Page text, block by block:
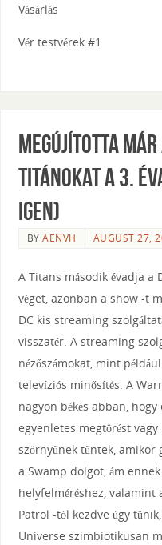
Vásárlás
Vér testvérek #1
Megújította már
titánokat a 3.
Igen)
BYAENVH AUGUST 27,
A Titans második évadja a
véget, azonban a show -t
DC kis streaming
visszatér. A streaming
nézőszámokat, mint
televíziós minősítés. A
nagyon békés abban,
egyenletes megtörést
szörnyűnek tűntek,
a Swamp dolgot, ám
helyfelméréshez, valamint
Patrol -tól kezdve úgy
Universe szimbiotikusan